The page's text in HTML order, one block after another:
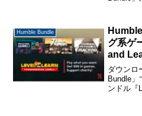
でご確...
Humble Bundle
グ系ゲ
and
Bundle
ダウンロ
Bundle」
ンドル『